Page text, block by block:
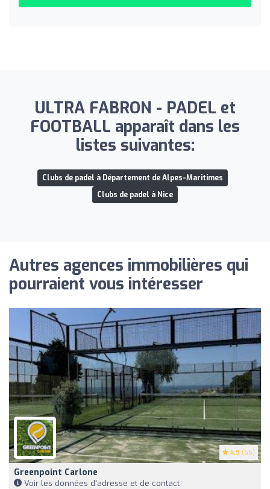
ULTRA FABRON - PADEL et
FOOTBALL apparaît dans les
listes suivantes:
Clubs de padel à Département de Alpes-Maritimes
Clubs de padel à Nice
Autres agences immobilières qui
pourraient vous intéresser
4.9 (66)
Greenpoint Carlone
Voir les données d'adresse et de contact